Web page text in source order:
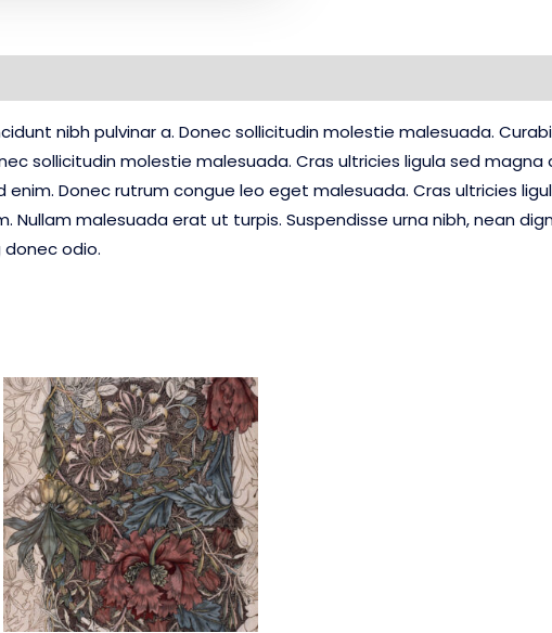
nibh pulvinar a. Donec sollicitudin molestie malesuada.
sollicitudin molestie malesuada. Cras ultricies ligula sed magna
enim. Donec rutrum congue leo eget malesuada. Cras ultricies
malesuada erat ut turpis. Suspendisse urna nibh, nean
odio.